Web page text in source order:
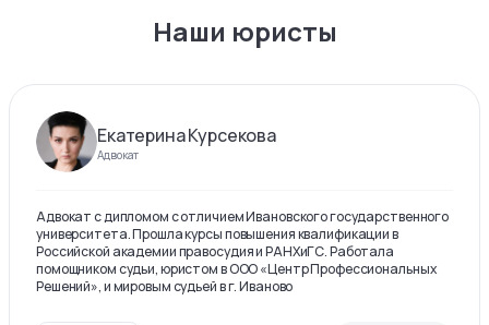
Наши юристы
Екатерина Курсекова
Адвокат
Адвокат с дипломом с отличием Ивановского государственного
университета. Прошла курсы повышения квалификации в
Российской академии правосудия и РАНХиГС. Работала
помощником судьи, юристом в ООО «Центр Профессиональных
Решений», и мировым судьей в г. Иваново